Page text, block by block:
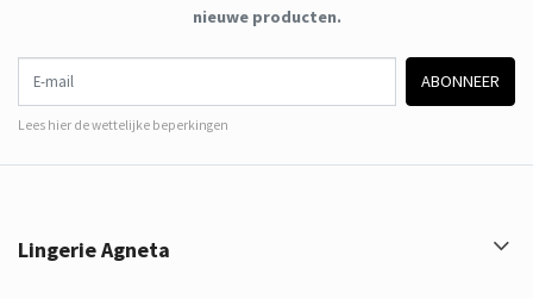
nieuwe producten.
ABONNEER
Lees hier de wettelijke beperkingen
Lingerie Agneta